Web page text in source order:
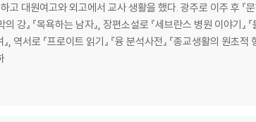
대원여고와 외고에서 교사 생활을 했다. 광주로 이주 후 『
강』 『목욕하는 남자』, 장편소설로 『세브란스 병원 이야기』 『
서로 『프로이트 읽기』 『융 분석사전』 『종교생활의 원초적